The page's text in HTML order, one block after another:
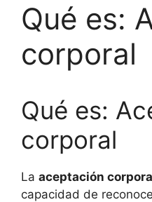
Qué es:
corporal
Qué es:
corporal
La aceptación
capacidad de